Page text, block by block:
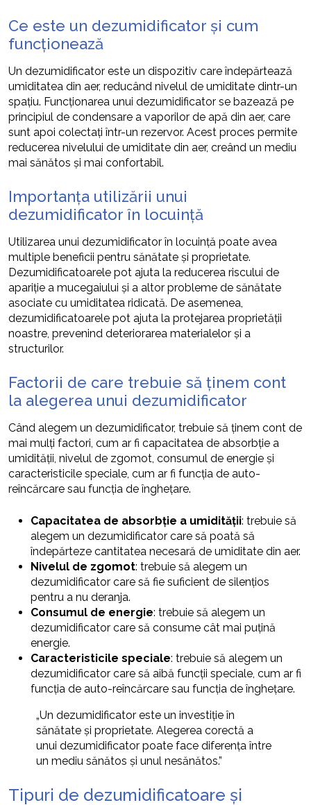
Ce este un dezumidificator și cum
funcționează
Un dezumidificator este un dispozitiv care îndepărtează
umiditatea din aer, reducând nivelul de umiditate dintr-un
spațiu. Funcționarea unui dezumidificator se bazează pe
principiul de condensare a vaporilor de apă din aer, care
sunt apoi colectați într-un rezervor. Acest proces permite
reducerea nivelului de umiditate din aer, creând un mediu
mai sănătos și mai confortabil.
Importanța utilizării unui
dezumidificator în locuință
Utilizarea unui dezumidificator în locuință poate avea
multiple beneficii pentru sănătate și proprietate.
Dezumidificatoarele pot ajuta la reducerea riscului de
apariție a mucegaiului și a altor probleme de sănătate
asociate cu umiditatea ridicată. De asemenea,
dezumidificatoarele pot ajuta la protejarea proprietății
noastre, prevenind deteriorarea materialelor și a
structurilor.
Factorii de care trebuie să ținem cont
la alegerea unui dezumidificator
Când alegem un dezumidificator, trebuie să ținem cont de
mai mulți factori, cum ar fi capacitatea de absorbție a
umidității, nivelul de zgomot, consumul de energie și
caracteristicile speciale, cum ar fi funcția de auto-
reîncărcare sau funcția de înghețare.
Capacitatea de absorbție a umidității: trebuie să
alegem un dezumidificator care să poată să
îndepărteze cantitatea necesară de umiditate din aer.
Nivelul de zgomot: trebuie să alegem un
dezumidificator care să fie suficient de silențios
pentru a nu deranja.
Consumul de energie: trebuie să alegem un
dezumidificator care să consume cât mai puțină
energie.
Caracteristicile speciale: trebuie să alegem un
dezumidificator care să aibă funcții speciale, cum ar fi
funcția de auto-reîncărcare sau funcția de înghețare.
„Un dezumidificator este un investiție în
sănătate și proprietate. Alegerea corectă a
unui dezumidificator poate face diferența între
un mediu sănătos și unul nesănătos.”
Tipuri de dezumidificatoare și